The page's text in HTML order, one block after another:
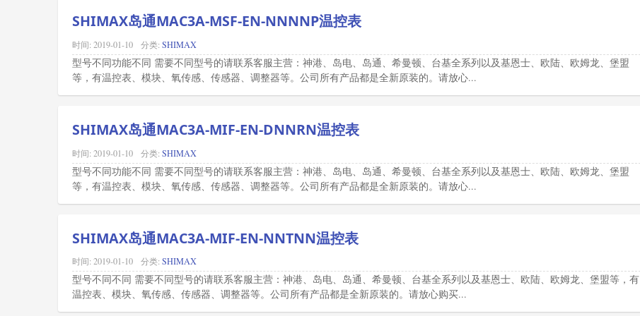
SHIMAX岛通MAC3A-MSF-EN-NNNNP温控表
时间: 2019-01-10 分类: SHIMAX
型号不同功能不同 需要不同型号的请联系客服主营：神港、岛电、岛通、希曼顿、台基全系列以及基恩士、欧陆、欧姆龙、堡盟
等，有温控表、模块、氧传感、传感器、调整器等。公司所有产品都是全新原装的。请放心...
SHIMAX岛通MAC3A-MIF-EN-DNNRN温控表
时间: 2019-01-10 分类: SHIMAX
型号不同功能不同 需要不同型号的请联系客服主营：神港、岛电、岛通、希曼顿、台基全系列以及基恩士、欧陆、欧姆龙、堡盟
等，有温控表、模块、氧传感、传感器、调整器等。公司所有产品都是全新原装的。请放心...
SHIMAX岛通MAC3A-MIF-EN-NNTNN温控表
时间: 2019-01-10 分类: SHIMAX
型号不同不同 需要不同型号的请联系客服主营：神港、岛电、岛通、希曼顿、台基全系列以及基恩士、欧陆、欧姆龙、堡盟等，有
温控表、模块、氧传感、传感器、调整器等。公司所有产品都是全新原装的。请放心购买...